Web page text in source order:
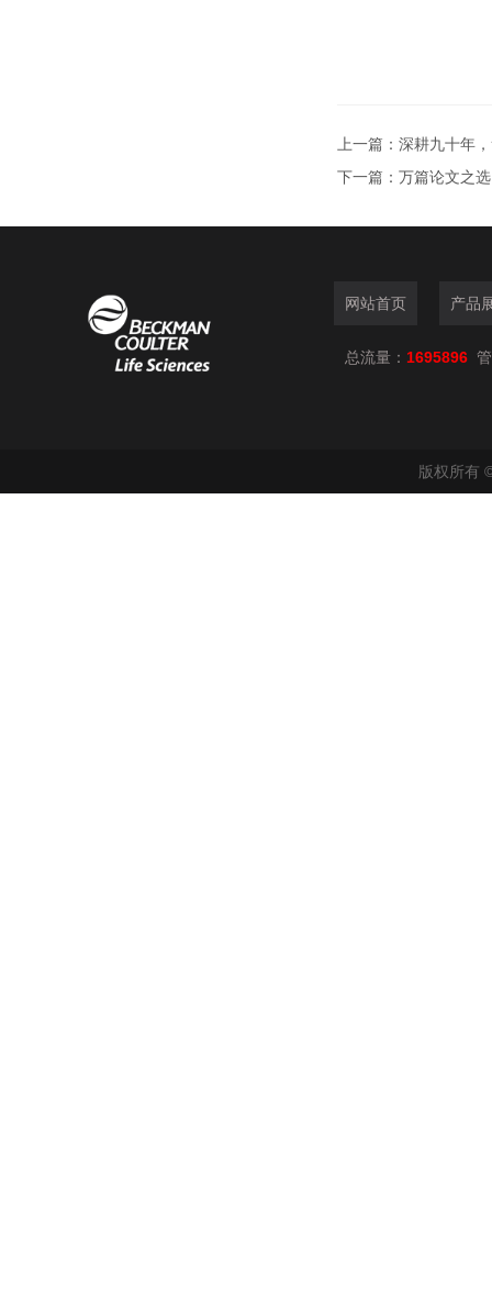
上一篇： 深耕九十年
下一篇： 万篇论文之
网站首页 产品
总流量： 1695896
版权所有